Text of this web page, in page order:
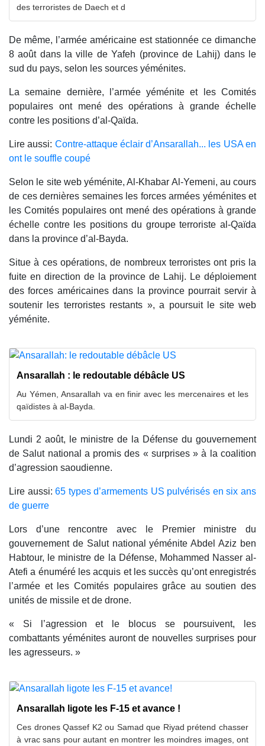
des terroristes de Daech et d
De même, l’armée américaine est stationnée ce dimanche
8 août dans la ville de Yafeh (province de Lahij) dans le
sud du pays, selon les sources yéménites.
La semaine dernière, l’armée yéménite et les Comités
populaires ont mené des opérations à grande échelle
contre les positions d’al-Qaïda.
Lire aussi: Contre-attaque éclair d’Ansarallah... les USA en
ont le souffle coupé
Selon le site web yéménite, Al-Khabar Al-Yemeni, au cours
de ces dernières semaines les forces armées yéménites et
les Comités populaires ont mené des opérations à grande
échelle contre les positions du groupe terroriste al-Qaïda
dans la province d’al-Bayda.
Situe à ces opérations, de nombreux terroristes ont pris la
fuite en direction de la province de Lahij. Le déploiement
des forces américaines dans la province pourrait servir à
soutenir les terroristes restants », a poursuit le site web
yéménite.
Ansarallah : le redoutable débâcle US
Au Yémen, Ansarallah va en finir avec les mercenaires et les
qaïdistes à al-Bayda.
Lundi 2 août, le ministre de la Défense du gouvernement
de Salut national a promis des « surprises » à la coalition
d’agression saoudienne.
Lire aussi:65 types d’armements US pulvérisés en six ans
de guerre
Lors d’une rencontre avec le Premier ministre du
gouvernement de Salut national yéménite Abdel Aziz ben
Habtour, le ministre de la Défense, Mohammed Nasser al-
Atefi a énuméré les acquis et les succès qu’ont enregistrés
l’armée et les Comités populaires grâce au soutien des
unités de missile et de drone.
« Si l’agression et le blocus se poursuivent, les
combattants yéménites auront de nouvelles surprises pour
les agresseurs. »
Ansarallah ligote les F-15 et avance !
Ces drones Qassef K2 ou Samad que Riyad prétend chasser
à vrac sans pour autant en montrer les moindres images, ont